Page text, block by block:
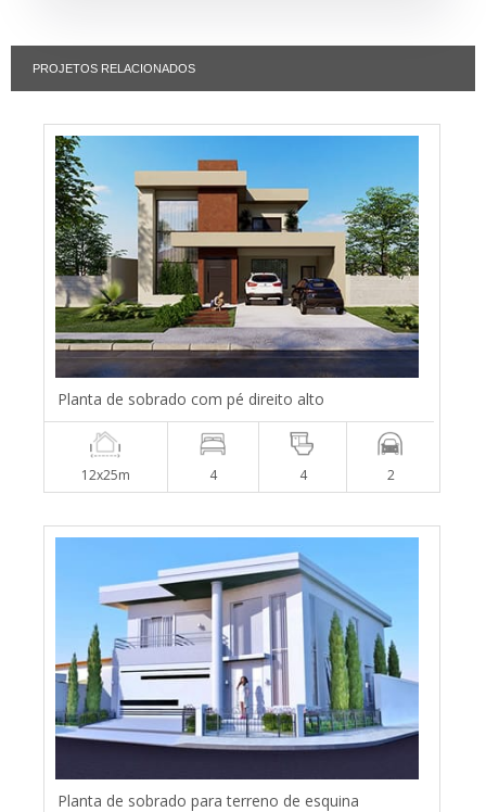
PROJETOS RELACIONADOS
Planta de sobrado com pé direito alto
12x25m 4 4 2
Planta de sobrado para terreno de esquina